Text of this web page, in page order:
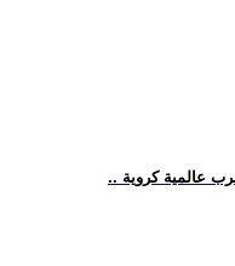
عالمية كروية